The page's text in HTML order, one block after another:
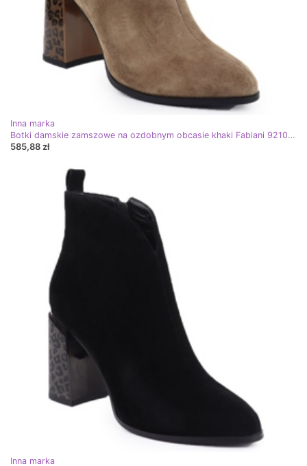
Inna marka
Botki damskie zamszowe na ozdobnym obcasie khaki Fabiani 9210 zielone
585,88 zł
Inna marka